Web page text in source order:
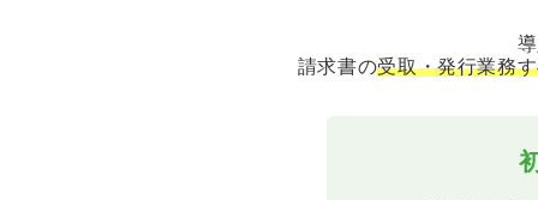
請求書の受取・発行業務